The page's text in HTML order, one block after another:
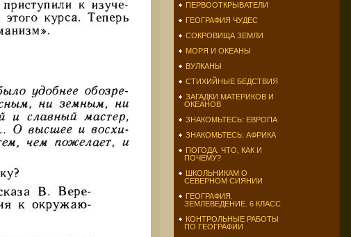
ПЕРВООТКРЫВАТЕЛИ
ГЕОГРАФИЯ ЧУДЕС
СОКРОВИЩА ЗЕМЛИ
МОРЯ И ОКЕАНЫ
ВУЛКАНЫ
СТИХИЙНЫЕ БЕДСТВИЯ
ЗАГАДКИ МАТЕРИКОВ И
ОКЕАНОВ
ЗНАКОМЬТЕСЬ: ЕВРОПА
ЗНАКОМЬТЕСЬ: АФРИКА
ПОГОДА. ЧТО, КАК И
ПОЧЕМУ?
ШКОЛЬНИКАМ О
СЕВЕРНОМ СИЯНИИ
ГЕОГРАФИЯ.
ЗЕМЛЕВЕДЕНИЕ. 6 КЛАСС
КОНТРОЛЬНЫЕ РАБОТЫ
ПО ГЕОГРАФИИ